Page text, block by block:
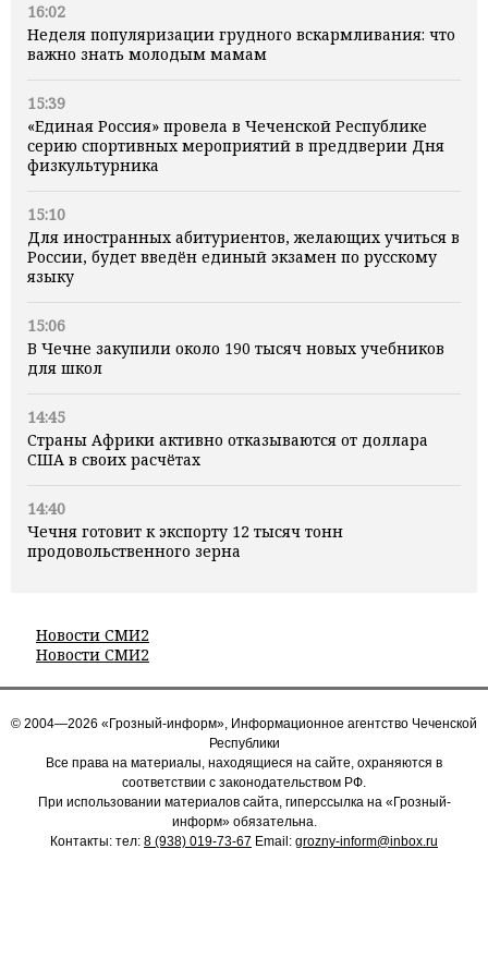
16:02
Неделя популяризации грудного вскармливания: что
важно знать молодым мамам
15:39
«Единая Россия» провела в Чеченской Республике
серию спортивных мероприятий в преддверии Дня
физкультурника
15:10
Для иностранных абитуриентов, желающих учиться в
России, будет введён единый экзамен по русскому
языку
15:06
В Чечне закупили около 190 тысяч новых учебников
для школ
14:45
Страны Африки активно отказываются от доллара
США в своих расчётах
14:40
Чечня готовит к экспорту 12 тысяч тонн
продовольственного зерна
Новости СМИ2
Новости СМИ2
© 2004—2026 «Грозный-информ», Информационное агентство Чеченской
Республики
Все права на материалы, находящиеся на сайте, охраняются в
соответствии с законодательством РФ.
При использовании материалов сайта, гиперссылка на «Грозный-
информ» обязательна.
Контакты: тел: 8 (938) 019-73-67 Email: grozny-inform@inbox.ru